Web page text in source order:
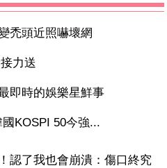
禿頭近照嚇壞網
力送
即時的娛樂星鮮事
KOSPI 50今強...
認了我也會崩潰：傷口終究